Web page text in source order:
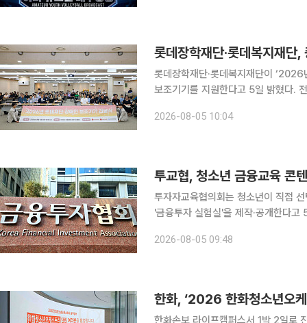
롯데장학재단·롯데복지재단이
보조기기를 지원한다고 5일 밝혔다. 전날 롯데장학재단·롯데복지재단은 서울 여의도 이룸센터 이룸
상생활 불편을 줄이고 보호자의 돌봄
2026-08-05 10:04
투교협, 청소년 금융교육 콘
투자자교육협의회는 청소년이 직접
'금융투자 실험실'을 제작·공개한다고 5일 밝혔다. 이번 콘텐츠는 금융지
고 그에 따른 결과를 확인하도록 설
2026-08-05 09:48
한화, ‘2026 한화청소년오
한화손보 라이프캠퍼스서 1박 2일로 진행 한화그룹은 3일과 4일 양일간 충북 충주시 수